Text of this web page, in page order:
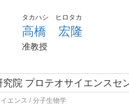
タカハシ ヒロタカ
高橋 宏隆
准教授
究院 プロテオサイエンスセ
エンス / 分子生物学